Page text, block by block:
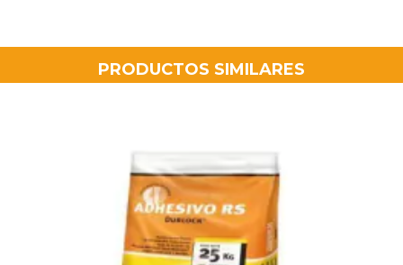
PRODUCTOS SIMILARES